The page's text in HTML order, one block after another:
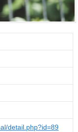
detail.php?id=89